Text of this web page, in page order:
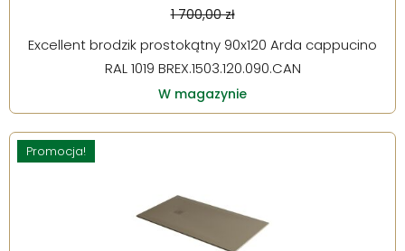
1 700,00 zł
Excellent brodzik prostokątny 90x120 Arda cappucino
RAL 1019 BREX.1503.120.090.CAN
W magazynie
Promocja!